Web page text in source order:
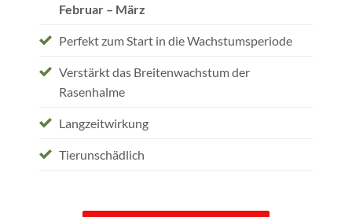
Februar – März
Perfekt zum Start in die Wachstumsperiode
Verstärkt das Breitenwachstum der
Rasenhalme
Langzeitwirkung
Tierunschädlich